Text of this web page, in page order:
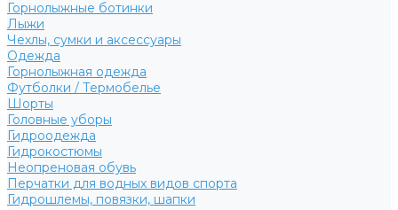
Горнолыжные ботинки
Лыжи
Чехлы, сумки и аксессуары
Одежда
Горнолыжная одежда
Футболки / Термобелье
Шорты
Головные уборы
Гидроодежда
Гидрокостюмы
Неопреновая обувь
Перчатки для водных видов спорта
Гидрошлемы, повязки, шапки